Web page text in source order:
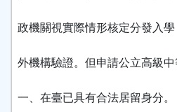
政機關視實際情形核定分發入
外機構驗證。但申請公立高級
一、在臺已具有合法居留身分。